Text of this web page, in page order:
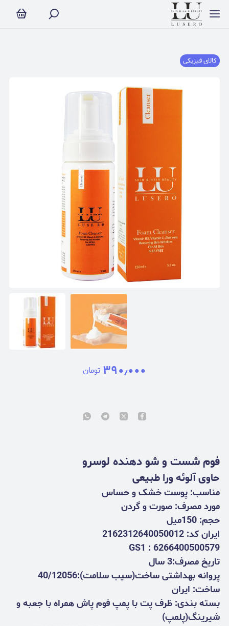
کالای فیزیکی
۳۹۰٫۰۰۰ تومان
فوم شست و شو دهنده لوسرو
حاوی آلوئه ورا طبیعی
مناسب: پوست خشک و حساس
مورد مصرف: صورت و گردن
حجم: 150میل
ایران کد: 2162312640050012
GS1 : 6266400500579
تاریخ مصرف:3 سال
پروانه بهداشتی ساخت(سیب سلامت):40/12056
ساخت: ایران
بسته بندی: ظرف پت با پمپ فوم پاش همراه با جعبه و
شیرینگ(پلمپ)